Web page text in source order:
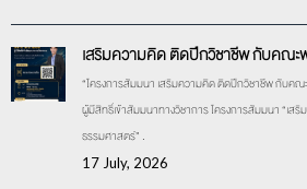
เสริมความคิด ติดปีกวิชาชีพ กับคณ
“โครงการสัมมนา เสริมความคิด ติดปีกวิชาชีพ กับค
ผู้มีสิทธิ์เข้าสัมมนาทางวิชาการ โครงการสัมมนา “
ธรรมศาสตร์” .
17 July, 2026